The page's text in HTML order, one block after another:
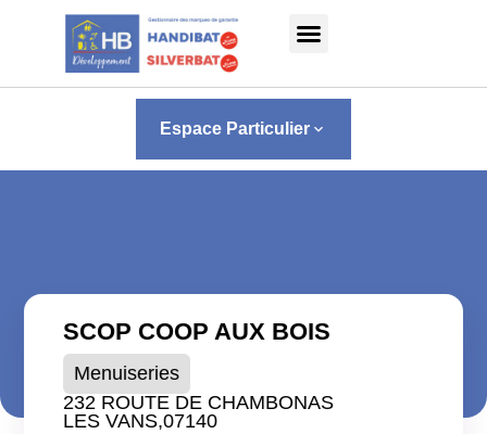
Panneau de gestion des cookies
Espace Particulier keyboard_arrow_down
SCOP COOP AUX BOIS
Menuiseries
232 ROUTE DE CHAMBONAS
LES VANS,07140